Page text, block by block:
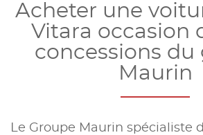
Acheter une
Vitara occasion
concessions du
Maurin
Le Groupe Maurin spécialiste